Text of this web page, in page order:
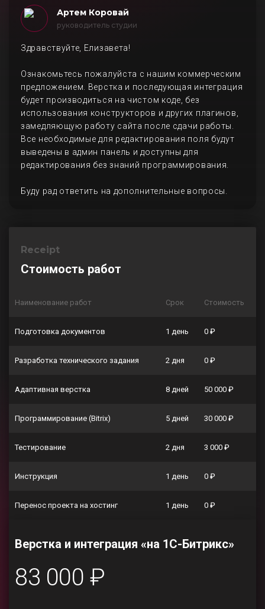
Артем Коровай
руководитель студии
Здравствуйте, Елизавета!
Ознакомьтесь пожалуйста с нашим коммерческим
предложением. Верстка и последующая интеграция
будет производиться на чистом коде, без
использования конструкторов и других плагинов,
замедляющую работу сайта после сдачи работы.
Все необходимые для редактирования поля будут
выведены в админ панель и доступны для
редактирования без знаний программирования.
Буду рад ответить на дополнительные вопросы.
Receipt
Стоимость работ
Наименование работ Срок Стоимость
Подготовка документов 1 день 0 ₽
Разработка технического задания 2 дня 0 ₽
Адаптивная верстка 8 дней 50 000 ₽
Программирование (Bitrix) 5 дней 30 000 ₽
Тестирование 2 дня 3 000 ₽
Инструкция 1 день 0 ₽
Перенос проекта на хостинг 1 день 0 ₽
Верстка и интеграция «на 1С-Битрикс»
83 000 ₽